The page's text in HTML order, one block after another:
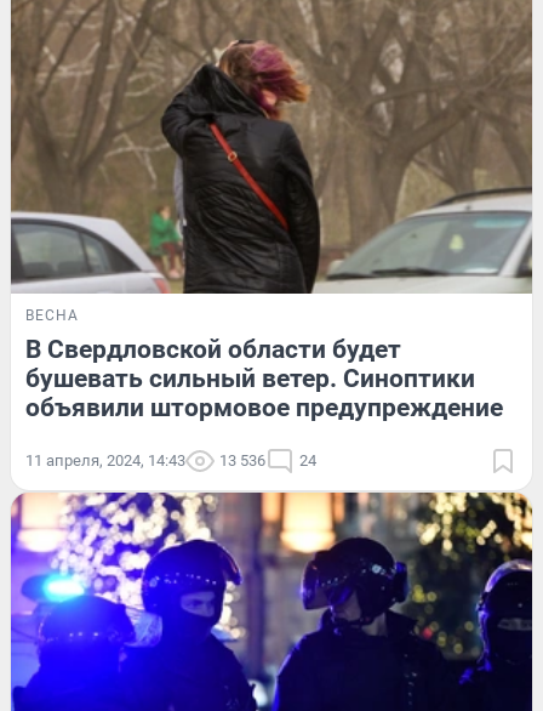
ВЕСНА
В Свердловской области будет
бушевать сильный ветер. Синоптики
объявили штормовое предупреждение
11 апреля, 2024, 14:43 13 536 24